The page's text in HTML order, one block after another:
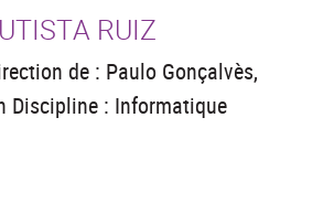
RUIZ
de : Paulo Gonçalvès,
Discipline : Informatique